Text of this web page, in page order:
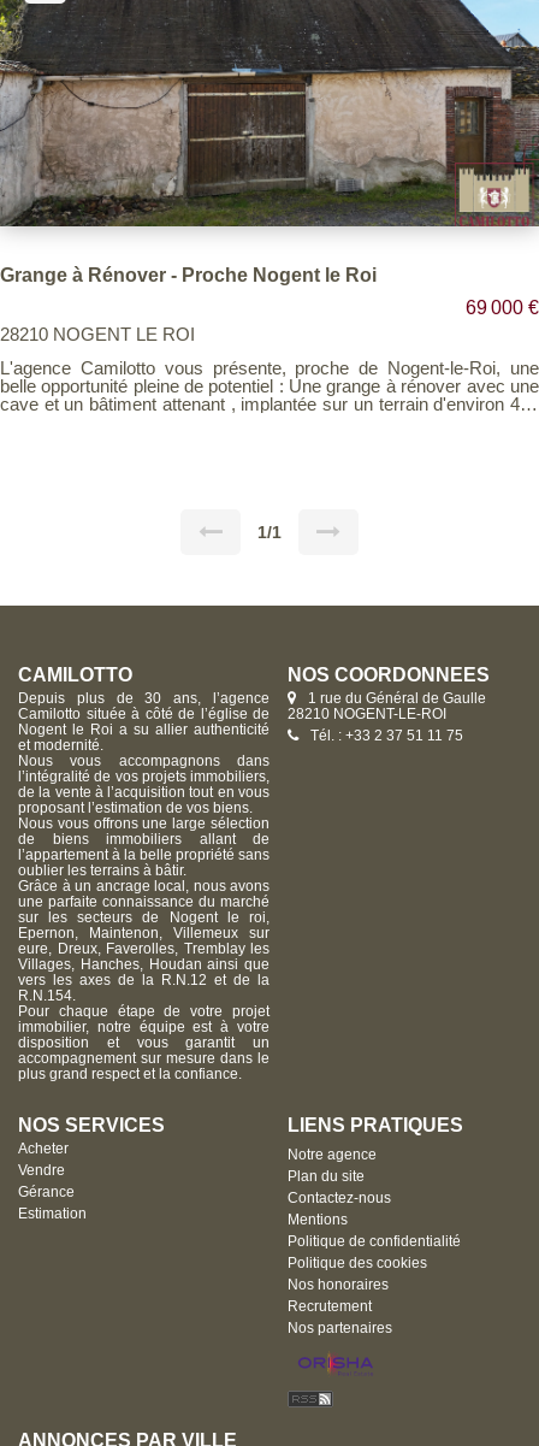
intégrés, ainsi qu'un second WC. Le jardin clos de 490 m² abrite une
dépendance avec garage de 30 m², et à l'étage, une chambre
indépendante avec WC, parfaite pour accueillir famille ou amis, ou
pour un espace bureau. S'ajoutent une buanderie, une cave, et un
bûcher, offrant de multiples possibilités de stockage et
d'aménagement. Un bien rare dans le secteur, idéal pour une famille
ou un projet de résidence secondaire. Contactez-nous pour
organiser une visite et découvrir tout le potentiel de cette maison
pleine de charme. Visite virtuelle disponible sur demande.
Grange à Rénover - Proche Nogent le Roi
69 000 €
28210 NOGENT LE ROI
L'agence Camilotto vous présente, proche de Nogent-le-Roi, une
belle opportunité pleine de potentiel : Une grange à rénover avec une
cave et un bâtiment attenant , implantée sur un terrain d'environ 490
1/1
CAMILOTTO
Depuis plus de 30 ans, l’agence
Camilotto située à côté de l’église de
Nogent le Roi a su allier authenticité
et modernité.
Nous vous accompagnons dans
l’intégralité de vos projets immobiliers,
de la vente à l’acquisition tout en vous
proposant l’estimation de vos biens.
Nous vous offrons une large sélection
de biens immobiliers allant de
l’appartement à la belle propriété sans
oublier les terrains à bâtir.
Grâce à un ancrage local, nous avons
une parfaite connaissance du marché
sur les secteurs de Nogent le roi,
Epernon, Maintenon, Villemeux sur
eure, Dreux, Faverolles, Tremblay les
Villages, Hanches, Houdan ainsi que
vers les axes de la R.N.12 et de la
R.N.154.
Pour chaque étape de votre projet
immobilier, notre équipe est à votre
disposition et vous garantit un
accompagnement sur mesure dans le
plus grand respect et la confiance.
NOS COORDONNÉES
1 rue du Général de Gaulle
28210 NOGENT-LE-ROI
Tél. : +33 2 37 51 11 75
NOS SERVICES
Acheter
Vendre
Gérance
Estimation
LIENS PRATIQUES
Notre agence
Plan du site
Contactez-nous
Mentions
Politique de confidentialité
Politique des cookies
Nos honoraires
Recrutement
Nos partenaires
ANNONCES PAR VILLE